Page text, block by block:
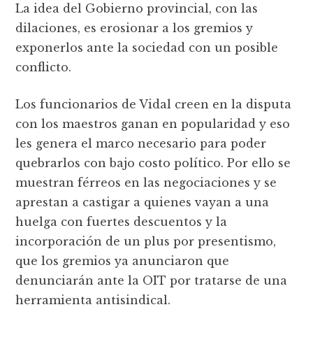
La idea del Gobierno provincial, con las
dilaciones, es erosionar a los gremios y
exponerlos ante la sociedad con un posible
conflicto.
Los funcionarios de Vidal creen en la disputa
con los maestros ganan en popularidad y eso
les genera el marco necesario para poder
quebrarlos con bajo costo político. Por ello se
muestran férreos en las negociaciones y se
aprestan a castigar a quienes vayan a una
huelga con fuertes descuentos y la
incorporación de un plus por presentismo,
que los gremios ya anunciaron que
denunciarán ante la OIT por tratarse de una
herramienta antisindical.